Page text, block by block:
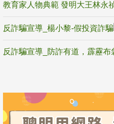
反詐騙宣導_楊小黎-假投資詐騙